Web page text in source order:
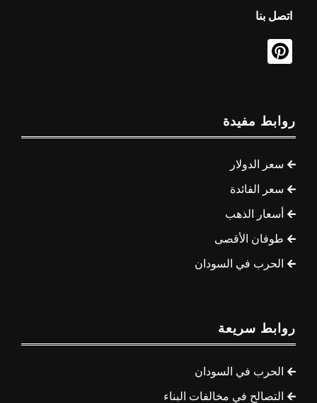
اتصل بنا
روابط مفيدة
سعر الدولار
سعر الفائدة
أسعار الذهب
طوفان الأقصى
الحرب في السودان
روابط سريعة
الحرب في السودان
التصالح في مخالفات البناء